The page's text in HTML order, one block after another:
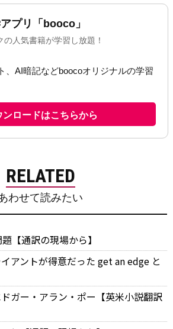
RELATED
わせて読みたい
【通訳の現場から】
アントが得意だった get an edge と
ガー・アラン・ポー【英米小説翻訳